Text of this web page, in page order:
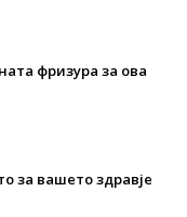
фризура за ова
за вашето здравје